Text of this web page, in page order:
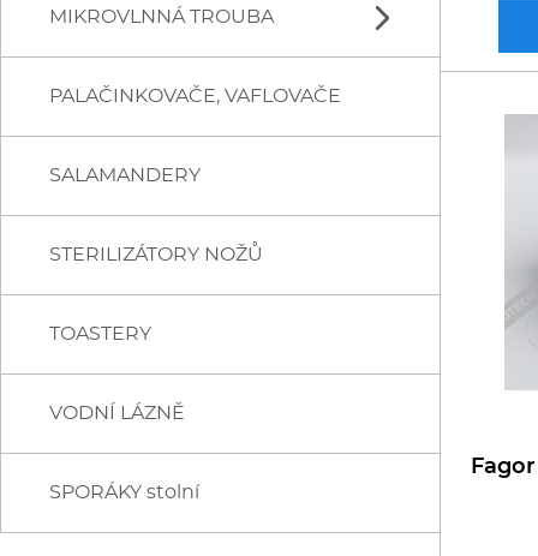
RM GASTRO
OHŘÍVAČE UZENIN
MIKROVLNNÁ TROUBA
PANASONIC
PALAČINKOVAČE, VAFLOVAČE
SALAMANDERY
STERILIZÁTORY NOŽŮ
TOASTERY
VODNÍ LÁZNĚ
SPORÁKY stolní